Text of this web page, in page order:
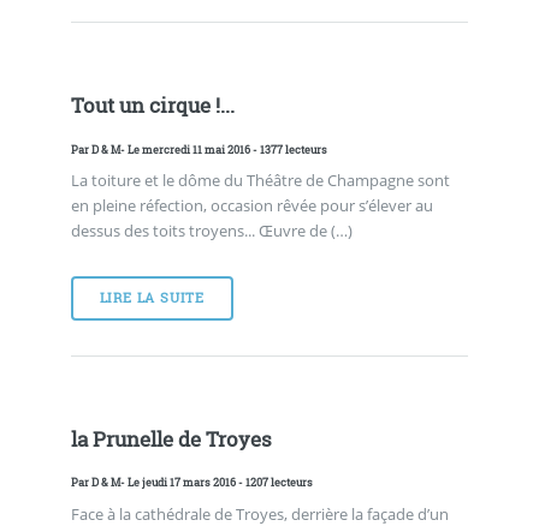
Tout un cirque !...
ParD & M- Le mercredi 11 mai 2016 - 1377 lecteurs
La toiture et le dôme du Théâtre de Champagne sont
en pleine réfection, occasion rêvée pour s’élever au
dessus des toits troyens... Œuvre de (…)
LIRE LA SUITE
la Prunelle de Troyes
ParD & M- Le jeudi 17 mars 2016 - 1207 lecteurs
Face à la cathédrale de Troyes, derrière la façade d’un